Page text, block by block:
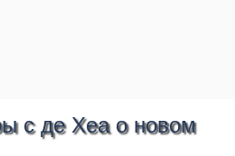
с де Хеа о новом